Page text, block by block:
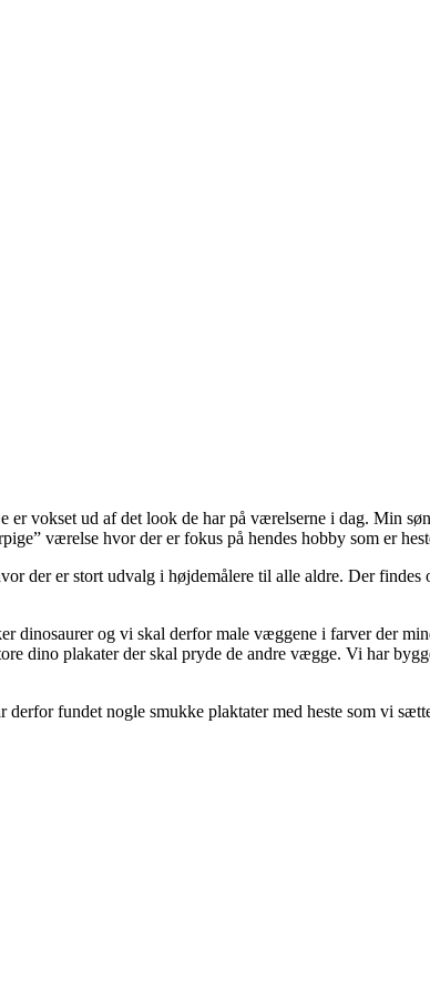
vokset ud af det look de har på værelserne i dag. Min
værelse hvor der er fokus på hendes hobby som er
der er stort udvalg i højdemålere til alle aldre. Der findes
dinosaurer og vi skal derfor male væggene i farver der
dino plakater der skal pryde de andre vægge. Vi har
fundet nogle smukke plaktater med heste som vi